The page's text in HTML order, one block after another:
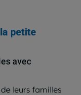
petite
avec
leurs familles